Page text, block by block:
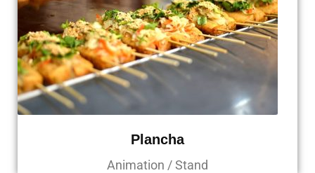
Plancha
Animation / Stand